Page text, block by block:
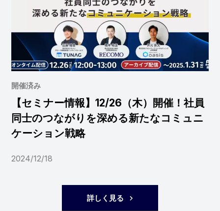
開催済み
【セミナー情報】12/26（木）開催！社員
同士のつながりを深める新たなコミュニ
ケーション戦略
2024/12/18
詳しく見る